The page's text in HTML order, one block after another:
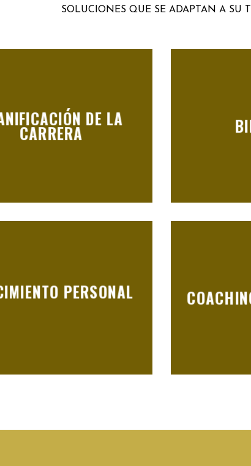
SOLUCIONES QUE SE ADAPTAN A SU
DE LA
CARRERA
PERSONAL